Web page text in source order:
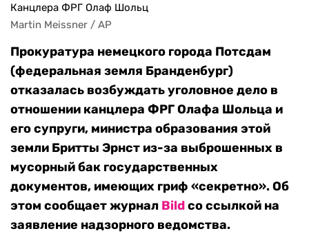
Канцлера ФРГ Олаф Шольц
Martin Meissner / AP
Прокуратура немецкого города Потсдам
(федеральная земля Бранденбург)
отказалась возбуждать уголовное дело в
отношении канцлера ФРГ Олафа Шольца и
его супруги, министра образования этой
земли Бритты Эрнст из-за выброшенных в
мусорный бак государственных
документов, имеющих гриф «секретно». Об
этом сообщает журнал Bildсо ссылкой на
заявление надзорного ведомства.